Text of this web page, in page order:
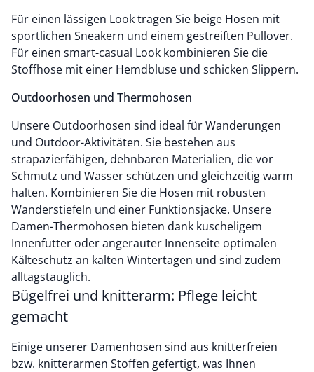
Für einen lässigen Look tragen Sie beige Hosen mit
sportlichen Sneakern und einem gestreiften Pullover.
Für einen smart-casual Look kombinieren Sie die
Stoffhose mit einer Hemdbluse und schicken Slippern.
Outdoorhosen und Thermohosen
Unsere Outdoorhosen sind ideal für Wanderungen
und Outdoor-Aktivitäten. Sie bestehen aus
strapazierfähigen, dehnbaren Materialien, die vor
Schmutz und Wasser schützen und gleichzeitig warm
halten. Kombinieren Sie die Hosen mit robusten
Wanderstiefeln und einer Funktionsjacke. Unsere
Damen-Thermohosen bieten dank kuscheligem
Innenfutter oder angerauter Innenseite optimalen
Kälteschutz an kalten Wintertagen und sind zudem
alltagstauglich.
Bügelfrei und knitterarm: Pflege leicht
gemacht
Einige unserer Damenhosen sind aus knitterfreien
bzw. knitterarmen Stoffen gefertigt, was Ihnen